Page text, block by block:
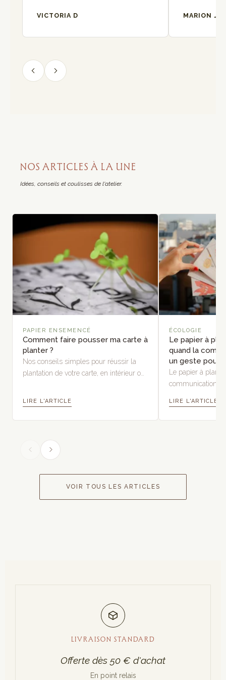
VICTORIA D MARION J
NOS ARTICLES À LA UNE
Idées, conseils et coulisses de l'atelier.
PAPIER ENSEMENCÉ
Comment faire pousser ma carte à
planter ?
Nos conseils simples pour réussir la
plantation de votre carte, en intérieur ou
LIRE L'ARTICLE
ÉCOLOGIE
Le papier à
quand la
un geste pour
Le papier à
communication
LIRE L'ARTICLE
VOIR TOUS LES ARTICLES
LIVRAISON STANDARD
Offerte dès 50 € d'achat
En point relais